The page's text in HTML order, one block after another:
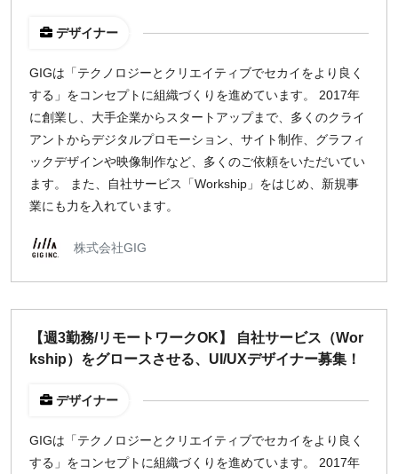
デザイナー
GIGは「テクノロジーとクリエイティブでセカイをより良く
する」をコンセプトに組織づくりを進めています。 2017年
に創業し、大手企業からスタートアップまで、多くのクライ
アントからデジタルプロモーション、サイト制作、グラフィ
ックデザインや映像制作など、多くのご依頼をいただいてい
ます。 また、自社サービス「Workship」をはじめ、新規事
業にも力を入れています。
株式会社GIG
【週3勤務/リモートワークOK】 自社サービス（Wor
kship）をグロースさせる、UI/UXデザイナー募集！
デザイナー
GIGは「テクノロジーとクリエイティブでセカイをより良く
する」をコンセプトに組織づくりを進めています。 2017年